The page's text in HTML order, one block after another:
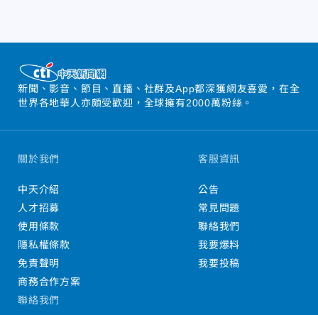
新聞、影音、節目、直播、社群及App都深獲網友喜愛，在全
世界各地華人亦頗受歡迎，全球擁有2000萬粉絲。
關於我們
中天介紹
人才招募
使用條款
隱私權條款
免責聲明
商務合作方案
客服資訊
公告
常見問題
聯絡我們
我要爆料
我要投稿
聯絡我們